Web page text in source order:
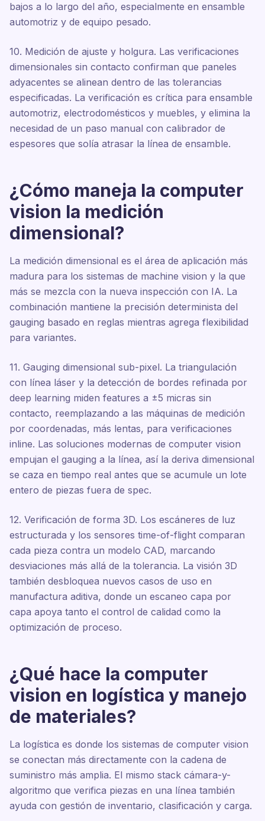
bajos a lo largo del año, especialmente en ensamble
automotriz y de equipo pesado.
10. Medición de ajuste y holgura. Las verificaciones
dimensionales sin contacto confirman que paneles
adyacentes se alinean dentro de las tolerancias
especificadas. La verificación es crítica para ensamble
automotriz, electrodomésticos y muebles, y elimina la
necesidad de un paso manual con calibrador de
espesores que solía atrasar la línea de ensamble.
¿Cómo maneja la computer
vision la medición
dimensional?
La medición dimensional es el área de aplicación más
madura para los sistemas de machine vision y la que
más se mezcla con la nueva inspección con IA. La
combinación mantiene la precisión determinista del
gauging basado en reglas mientras agrega flexibilidad
para variantes.
11. Gauging dimensional sub-pixel. La triangulación
con línea láser y la detección de bordes refinada por
deep learning miden features a ±5 micras sin
contacto, reemplazando a las máquinas de medición
por coordenadas, más lentas, para verificaciones
inline. Las soluciones modernas de computer vision
empujan el gauging a la línea, así la deriva dimensional
se caza en tiempo real antes que se acumule un lote
entero de piezas fuera de spec.
12. Verificación de forma 3D. Los escáneres de luz
estructurada y los sensores time-of-flight comparan
cada pieza contra un modelo CAD, marcando
desviaciones más allá de la tolerancia. La visión 3D
también desbloquea nuevos casos de uso en
manufactura aditiva, donde un escaneo capa por
capa apoya tanto el control de calidad como la
optimización de proceso.
¿Qué hace la computer
vision en logística y manejo
de materiales?
La logística es donde los sistemas de computer vision
se conectan más directamente con la cadena de
suministro más amplia. El mismo stack cámara-y-
algoritmo que verifica piezas en una línea también
ayuda con gestión de inventario, clasificación y carga.